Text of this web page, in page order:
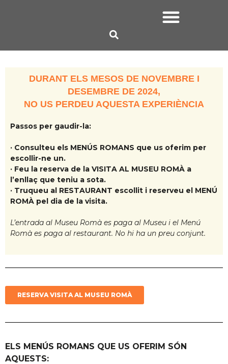
DURANT ELS MESOS DE NOVEMBRE I
DESEMBRE DE 2024,
NO US PERDEU AQUESTA EXPERIÈNCIA
Passos per gaudir-la:
· Consulteu els MENÚS ROMANS que us oferim per
escollir-ne un.
· Feu la reserva de la VISITA AL MUSEU ROMÀ a
l’enllaç que teniu a sota.
· Truqueu al RESTAURANT escollit i reserveu el MENÚ
ROMÀ pel dia de la visita.
L’entrada al Museu Romà es paga al Museu i el Menú
Romà es paga al restaurant. No hi ha un preu conjunt.
RESERVA VISITA AL MUSEU ROMÀ
ELS MENÚS ROMANS QUE US OFERIM SÓN
AQUESTS: